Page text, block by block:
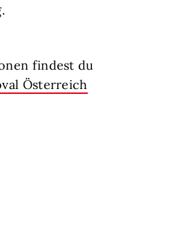
findest du
Österreich